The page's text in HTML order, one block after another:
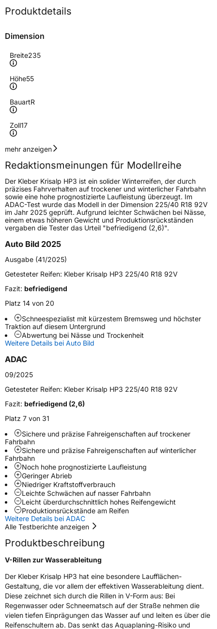
Produktdetails
Dimension
Breite235
Höhe55
BauartR
Zoll17
Geschwindigkeitsindex
Höchstgeschwindigkeit
210 km/h
Lastindex103
Höchstlast875 kg
Gewicht (in kg)11 kg
Generelle Merkmale
FahrzeugtypSUV
VerwendungWinterreifen
ModellnameKrisalp HP3 SUV
FahrzeugartPKW & SUV
Weitere Eigenschaften
Schlauchtyp
Zustand
M+SJa
VerstärktXL
EU Label
EffizienzC
Nasshaftung B
Rollgeräusch (Klasse)B
Fahrzeugklasse C1
3PMSF / Schneeflockensymbol / Alpine-SymbolJa
EisgripNein
EPREL ID412006
mehr anzeigen
Redaktionsmeinungen für Modellreihe
Der Kleber Krisalp HP3 ist ein solider Winterreifen, der durch
präzises Fahrverhalten auf trockener und winterlicher Fahrbahn
sowie eine hohe prognostizierte Laufleistung überzeugt. Im
ADAC-Test wurde das Modell in der Dimension 225/40 R18 92V
im Jahr 2025 geprüft. Aufgrund leichter Schwächen bei Nässe,
einem etwas höheren Gewicht und Produktionsrückständen
vergaben die Tester das Urteil "befriedigend (2,6)".
Auto Bild 2025
Ausgabe (41/2025)
Getesteter Reifen: Kleber Krisalp HP3 225/40 R18 92V
Fazit: befriedigend
Platz 14 von 20
Schneespezialist mit kürzestem Bremsweg und höchster
Traktion auf diesem Untergrund
Abwertung bei Nässe und Trockenheit
Weitere Details bei Auto Bild
ADAC
09/2025
Getesteter Reifen: Kleber Krisalp HP3 225/40 R18 92V
Fazit: befriedigend (2,6)
Platz 7 von 31
Sichere und präzise Fahreigenschaften auf trockener
Fahrbahn
Sichere und präzise Fahreigenschaften auf winterlicher
Fahrbahn
Noch hohe prognostizierte Laufleistung
Geringer Abrieb
Niedriger Kraftstoffverbrauch
Leichte Schwächen auf nasser Fahrbahn
Leicht überdurchschnittlich hohes Reifengewicht
Produktionsrückstände am Reifen
Weitere Details bei ADAC
Alle Testberichte anzeigen
Produktbeschreibung
V-Rillen zur Wasserableitung
Der Kleber Krisalp HP3 hat eine besondere Laufflächen-
Gestaltung, die vor allem der effektiven Wasserableitung dient.
Diese zeichnet sich durch die Rillen in V-Form aus: Bei
Regenwasser oder Schneematsch auf der Straße nehmen die
vielen tiefen Einprägungen das Wasser auf und leiten es über die
Reifenschultern ab. Das senkt das Aquaplaning-Risiko und